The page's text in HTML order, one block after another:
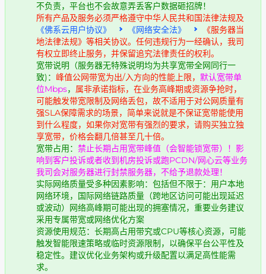
不负责，平台也不会故意弄丢客户数据砸招牌！
所有产品及服务必须严格遵守中华人民共和国法律法规及
《佛系云用户协议》
《网络安全法》
《服务器当
地法律法规》等相关协议。任何违规行为一经确认，我司
有权立即终止服务，并保留追究法律责任的权利。
宽带说明（服务器无特殊说明均为共享宽带全网同行一
致)： 峰值公网带宽为出/入方向的性能上限， 默认宽带单
位Mbps， 属非承诺指标，在业务高峰期或资源争抢时，
可能触发带宽限制及网络丢包，故不适用于对公网质量有
强SLA保障需求的场景，简单来说就是不保证宽带能使用
到什么程度，如果你对宽带有强烈的要求，请购买独立独
享宽带，价格会翻几倍甚至几十倍。
宽带占用： 禁止长期占用宽带峰值（会智能锁宽带）！影
响到客户投诉或者收到机房投诉或跑PCDN/网心云等业务
我司会对服务器进行封禁服务器，不给予退款处理！
实际网络质量受多种因素影响：包括但不限于：用户本地
网络环境，国际网络链路质量（跨地区访问可能出现延迟
或波动）网络高峰期可能出现的拥塞情况，重要业务建议
采用专属带宽或网络优化方案
资源使用规范：长期高占用带究或CPU等核心资源，可能
触发智能限速策略或临时资源限制，以确保平台公平性及
稳定性。建议优化业务架构或升级配置以满足高性能需
求。